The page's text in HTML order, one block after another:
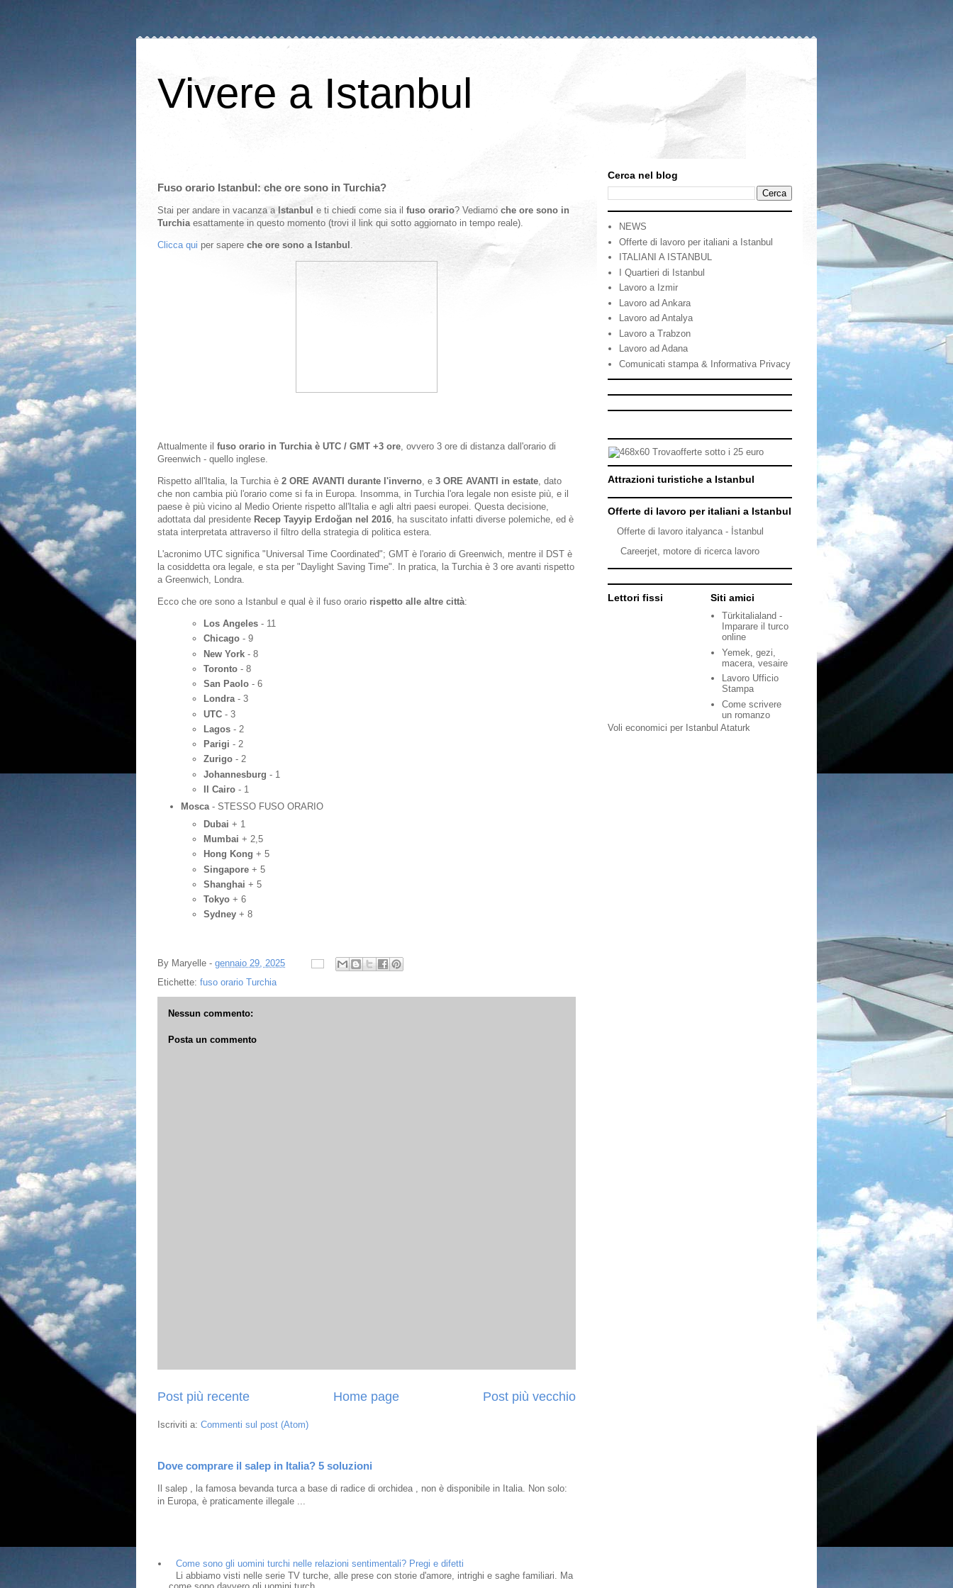
Vivere a Istanbul
Fuso orario Istanbul: che ore sono in Turchia?
Stai per andare in vacanza a Istanbul e ti chiedi come sia il fuso orario? Vediamo che ore sono in
Turchiaesattamente in questo momento (trovi il link qui sotto aggiornato in tempo reale).
Clicca qui per sapere che ore sono a Istanbul .
Attualmente il fuso orario in Turchia è UTC / GMT +3 ore, ovvero 3 ore di distanza dall'orario di
Greenwich - quello inglese.
Rispetto all'Italia, la Turchia è 2 ORE AVANTI durante l'inverno, e 3 ORE AVANTI in estate, dato
che non cambia più l'orario come si fa in Europa. Insomma, in Turchia l'ora legale non esiste più, e il
paese è più vicino al Medio Oriente rispetto all'Italia e agli altri paesi europei. Questa decisione,
adottata dal presidente Recep Tayyip Erdoğan nel 2016, ha suscitato infatti diverse polemiche, ed è
stata interpretata attraverso il filtro della strategia di politica estera.
L'acronimo UTC significa "Universal Time Coordinated"; GMT è l'orario di Greenwich, mentre il DST è
la cosiddetta ora legale, e sta per "Daylight Saving Time". In pratica, la Turchia è 3 ore avanti rispetto
a Greenwich, Londra.
Ecco che ore sono a Istanbul e qual è il fuso orario rispetto alle altre città:
Los Angeles - 11
Chicago - 9
New York - 8
Toronto - 8
San Paolo - 6
Londra- 3
UTC - 3
Lagos - 2
Parigi - 2
Zurigo - 2
Johannesburg - 1
Il Cairo - 1
Mosca- STESSO FUSO ORARIO
Dubai + 1
Mumbai + 2,5
Hong Kong + 5
Singapore + 5
Shanghai + 5
Tokyo + 6
Sydney + 8
By Maryelle - gennaio 29, 2025
Etichette: fuso orario Turchia
Nessun commento:
Posta un commento
Post più recente Post più vecchio
Home page
Iscriviti a: Commenti sul post (Atom)
Dove comprare il salep in Italia? 5 soluzioni
Il salep , la famosa bevanda turca a base di radice di orchidea , non è disponibile in Italia. Non solo:
in Europa, è praticamente illegale ...
Come sono gli uomini turchi nelle relazioni sentimentali? Pregi e difetti
Li abbiamo visti nelle serie TV turche, alle prese con storie d'amore, intrighi e saghe familiari. Ma
Cerca nel blog
NEWS
Offerte di lavoro per italiani a Istanbul
ITALIANI A ISTANBUL
I Quartieri di Istanbul
Lavoro a Izmir
Lavoro ad Ankara
Lavoro ad Antalya
Lavoro a Trabzon
Lavoro ad Adana
Comunicati stampa & Informativa Privacy
Attrazioni turistiche a Istanbul
Offerte di lavoro per italiani a Istanbul
Offerte di lavoro italyanca - İstanbul
Careerjet, motore di ricerca lavoro
Lettori fissi Siti amici
Türkitalialand -
Imparare il turco
online
Yemek, gezi,
macera, vesaire
Lavoro Ufficio
Stampa
Come scrivere
un romanzo
Voli economici per Istanbul Ataturk